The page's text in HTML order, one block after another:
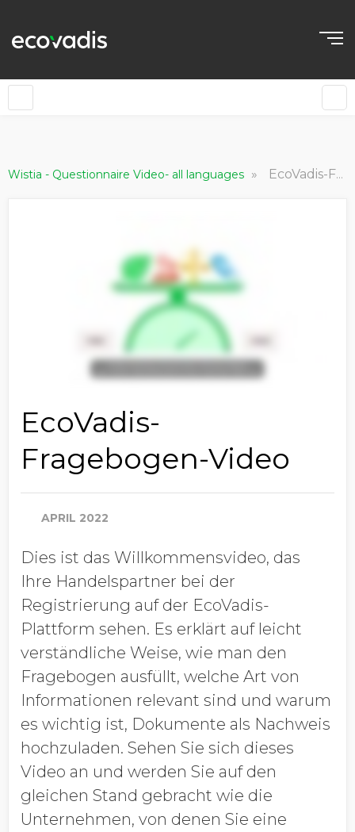
Wistia - Questionnaire Video- all languages » EcoVadis-Fragebogen-Video
EcoVadis-
Fragebogen-Video
APRIL 2022
Dies ist das Willkommensvideo, das
Ihre Handelspartner bei der
Registrierung auf der EcoVadis-
Plattform sehen. Es erklärt auf leicht
verständliche Weise, wie man den
Fragebogen ausfüllt, welche Art von
Informationen relevant sind und warum
es wichtig ist, Dokumente als Nachweis
hochzuladen. Sehen Sie sich dieses
Video an und werden Sie auf den
gleichen Stand gebracht wie die
Unternehmen, von denen Sie eine